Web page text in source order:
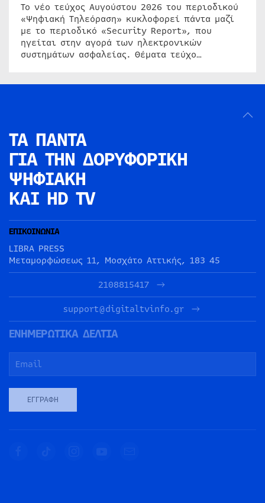
Το νέο τεύχος Αυγούστου 2026 του περιοδικού
«Ψηφιακή Τηλεόραση» κυκλοφορεί πάντα μαζί
με το περιοδικό «Security Report», που
ηγείται στην αγορά των ηλεκτρονικών
συστημάτων ασφαλείας. Θέματα τεύχο…
ΤΑ ΠΑΝΤΑ
ΓΙΑ ΤΗΝ ΔΟΡΥΦΟΡΙΚΗ
ΨΗΦΙΑΚΗ
ΚΑΙ HD TV
ΕΠΙΚΟΙΝΩΝΙΑ
LIBRA PRESS
Μεταμορφώσεως 11, Μοσχάτο Αττικής, 183 45
2108815417
support@digitaltvinfo.gr
ΕΝΗΜΕΡΩΤΙΚΑ ΔΕΛΤΙΑ
ΕΓΓΡΑΦΉ